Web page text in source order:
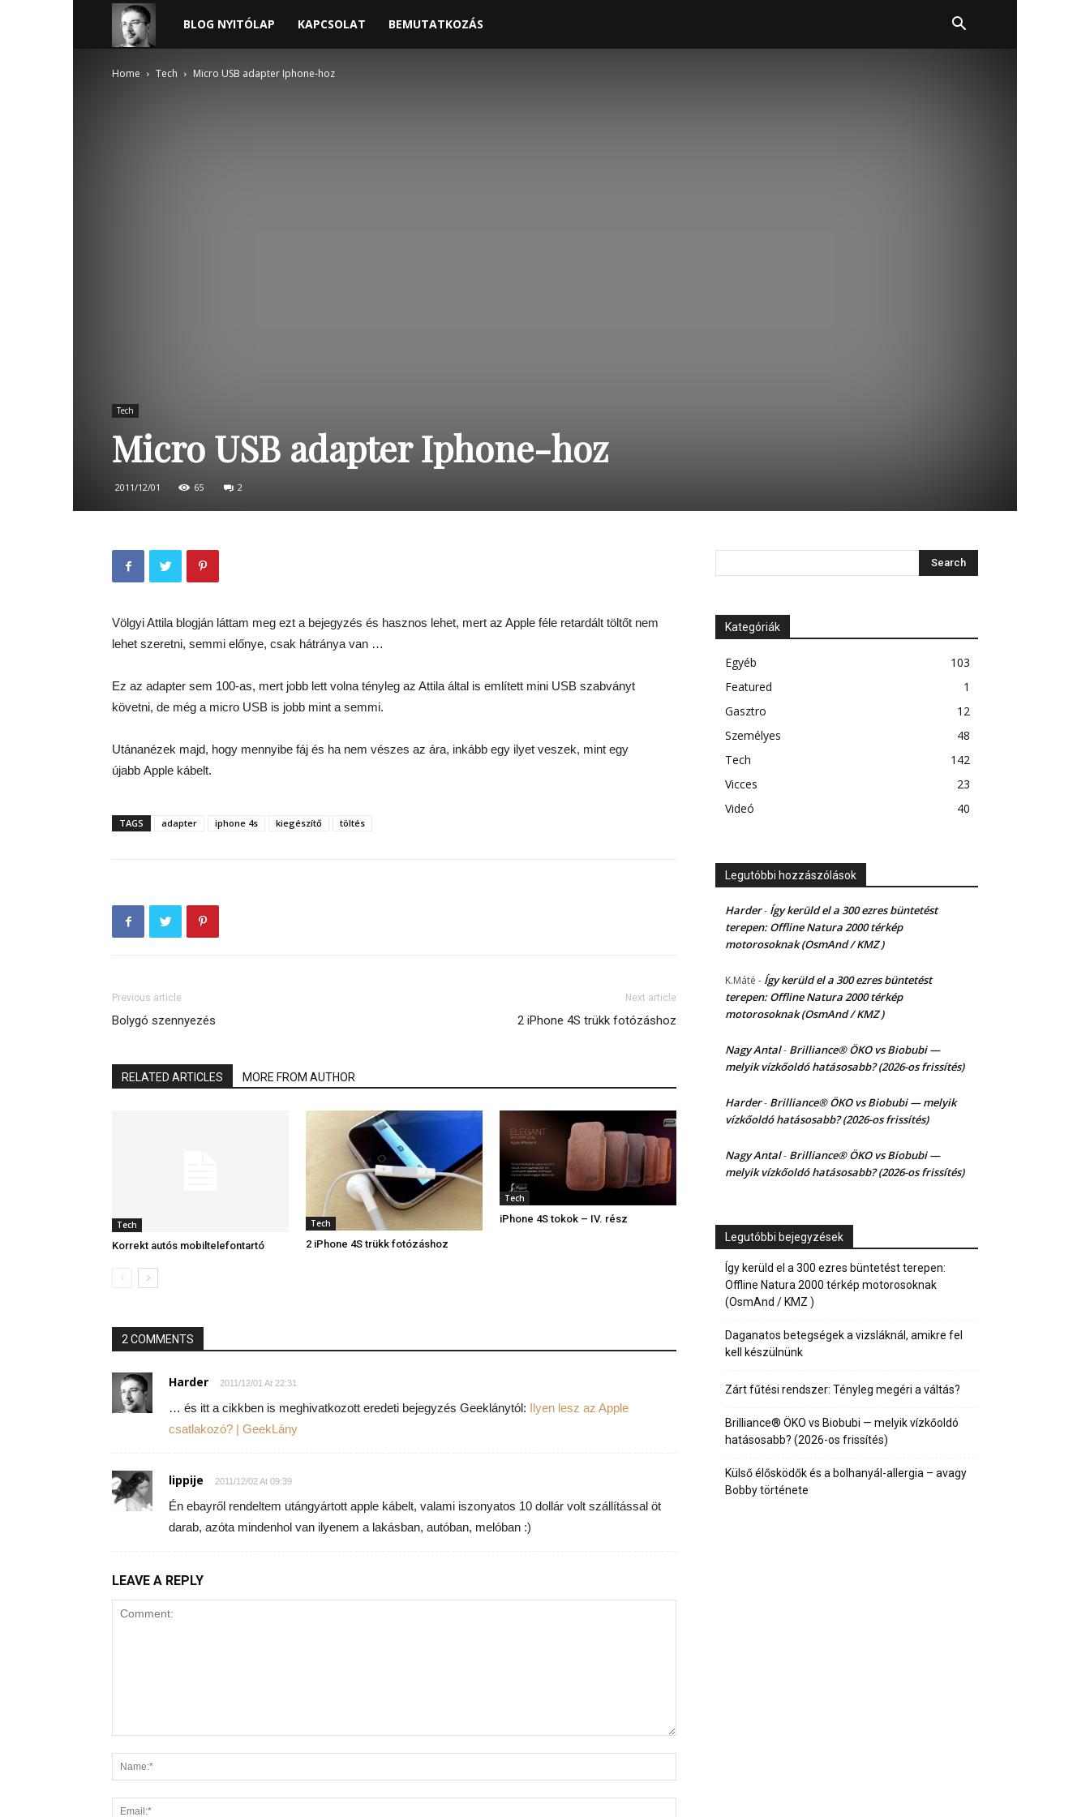
Harder
blogja
BLOG NYITÓLAP KAPCSOLAT BEMUTATKOZÁS
Home Tech Micro USB adapter Iphone-hoz
Tech
Micro USB adapter Iphone-hoz
2011/12/01 65 2
Völgyi Attila blogján láttam meg ezt a bejegyzés és hasznos lehet, mert az Apple féle retardált töltőt nem
lehet szeretni, semmi előnye, csak hátránya van …
Ez az adapter sem 100-as, mert jobb lett volna tényleg az Attila által is említett mini USB szabványt
követni, de még a micro USB is jobb mint a semmi.
Utánanézek majd, hogy mennyibe fáj és ha nem vészes az ára, inkább egy ilyet veszek, mint egy
újabb Apple kábelt.
TAGS adapter iphone 4s kiegészítő töltés
Previous article
Bolygó szennyezés
Next article
2 iPhone 4S trükk fotózáshoz
RELATED ARTICLES MORE FROM AUTHOR
Tech
Korrekt autós mobiltelefontartó
Tech
2 iPhone 4S trükk fotózáshoz
Tech
iPhone 4S tokok – IV. rész
2 COMMENTS
Harder 2011/12/01 At 22:31
… és itt a cikkben is meghivatkozott eredeti bejegyzés Geeklánytól: Ilyen lesz az Apple
csatlakozó? | GeekLány
lippije 2011/12/02 At 09:39
Én ebayről rendeltem utángyártott apple kábelt, valami iszonyatos 10 dollár volt szállítással öt
darab, azóta mindenhol van ilyenem a lakásban, autóban, melóban :)
LEAVE A REPLY
Kategóriák
Egyéb
103
Featured
1
Gasztro
12
Személyes
48
Tech
142
Vicces
23
Videó
40
Legutóbbi hozzászólások
Harder- Így kerüld el a 300 ezres büntetést
terepen: Offline Natura 2000 térkép
motorosoknak (OsmAnd / KMZ )
K.Máté - Így kerüld el a 300 ezres büntetést
terepen: Offline Natura 2000 térkép
motorosoknak (OsmAnd / KMZ )
Nagy Antal- Brilliance® ÖKO vs Biobubi —
melyik vízkőoldó hatásosabb? (2026-os frissítés)
Harder- Brilliance® ÖKO vs Biobubi — melyik
vízkőoldó hatásosabb? (2026-os frissítés)
Nagy Antal- Brilliance® ÖKO vs Biobubi —
melyik vízkőoldó hatásosabb? (2026-os frissítés)
Legutóbbi bejegyzések
Így kerüld el a 300 ezres büntetést terepen:
Offline Natura 2000 térkép motorosoknak
(OsmAnd / KMZ )
Daganatos betegségek a vizsláknál, amikre fel
kell készülnünk
Zárt fűtési rendszer: Tényleg megéri a váltás?
Brilliance® ÖKO vs Biobubi — melyik vízkőoldó
hatásosabb? (2026-os frissítés)
Külső élősködők és a bolhanyál-allergia – avagy
Bobby története